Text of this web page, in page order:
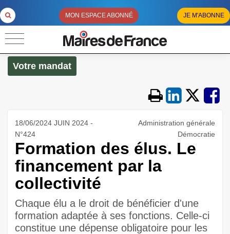
MON ESPACE ABONNÉ JE M'ABONNE
Votre mandat
18/06/2024 JUIN 2024 -
N°424
Administration générale
Démocratie
Formation des élus. Le
financement par la
collectivité
Chaque élu a le droit de bénéficier d'une
formation adaptée à ses fonctions. Celle-ci
constitue une dépense obligatoire pour les